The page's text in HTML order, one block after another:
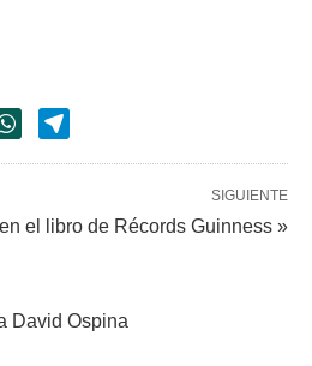
SIGUIENTE
el libro de Récords Guinness »
David Ospina